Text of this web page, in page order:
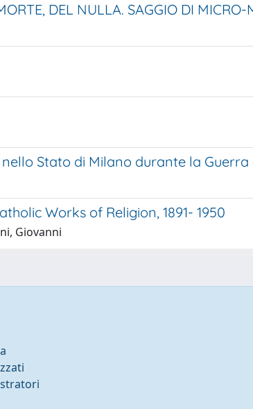
DEL NULLA. SAGGIO DI MICRO-
Stato di Milano durante la Guerra
Works of Religion, 1891- 1950
Giovanni